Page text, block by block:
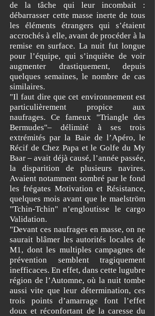
de la tâche qui leur incombait :
débarrasser cette masse inerte de tous
les éléments étrangers qui s’étaient
accrochés à elle, avant de procéder à la
remise en surface. La nuit fut longue
pour l’équipe, qui s’inquiète de voir
augmenter drastiquement, depuis
quelques semaines, le nombre de cas
similaires.
"Il faut dire que cet environnement est
particulièrement propice aux
naufrages. Ce fameux "Triangle des
Bermudes"– délimité à ses trois
extrémités par la Baie de l’Apéro, le
Récif de Chez Papa et le Golfe du My
Baar – avait déjà causé, l’année passée,
la disparition de plusieurs navires.
Avaient notamment sombré par le fond
les frégates Motivation et Résistance,
quelques mois avant que le maelström
"Tchin-Tchin" n’engloutisse le cargo
Validation.
"Devant ces naufrages en masse, on ne
saurait blâmer les autorités locales de
M1, dont les multiples campagnes de
prévention semblent tragiquement
inefficaces. En effet, dans cette lugubre
région de l’Automne, où la nuit tombe
aussi vite que leur détermination, ces
trois points d’amarrage font l’effet
doux et réconfortant de la caresse du